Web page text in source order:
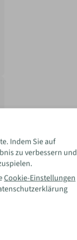
Indem Sie auf
zu verbessern und
Cookie-Einstellungen